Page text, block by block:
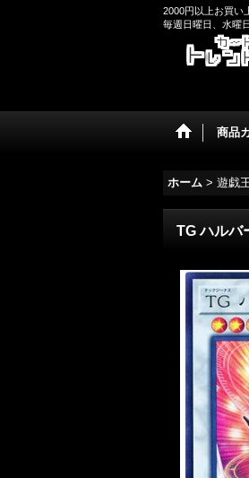
2000円以上お買い
毎週日曜日、水曜
商品
ホーム > 遊戯
TG ハルバ